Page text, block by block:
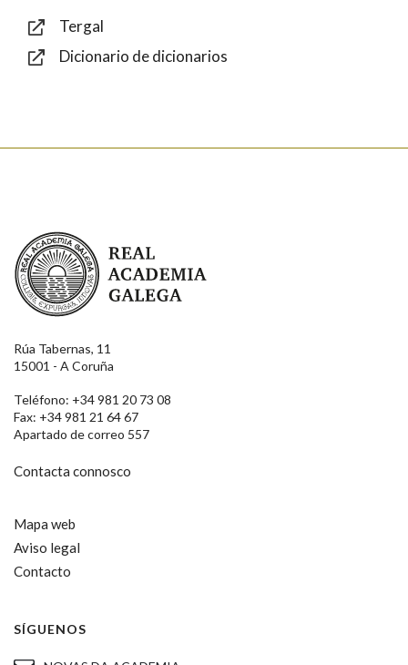
Tergal
Dicionario de dicionarios
Real Academia Galega
Rúa Tabernas, 11
15001 - A Coruña
Teléfono: +34 981 20 73 08
Fax: +34 981 21 64 67
Apartado de correo 557
Contacta connosco
Mapa web
Aviso legal
Contacto
SÍGUENOS